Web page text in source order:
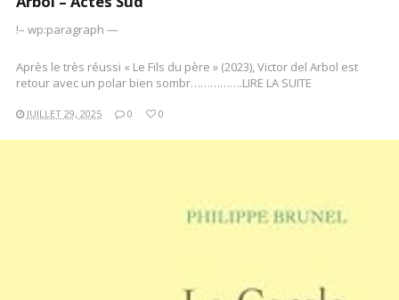
!– wp:paragraph —
Après le très réussi « Le Fils du père » (2023), Victor del Arbol est
retour avec un polar bien sombr…………….LIRE LA SUITE
JUILLET 29, 2025 0 0